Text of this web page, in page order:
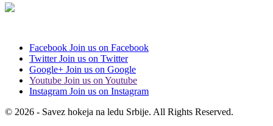
Facebook Join us on Facebook
Twitter Join us on Twitter
Google+ Join us on Google
Youtube Join us on Youtube
Instagram Join us on Instagram
© 2026 - Savez hokeja na ledu Srbije. All Rights Reserved.